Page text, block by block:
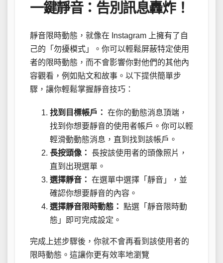
一鍵靜音：告別訊息轟炸！
靜音限時動態，就像在 Instagram 上擁有了自
己的「勿擾模式」。你可以輕鬆屏蔽特定使用
者的限時動態，而不會影響你對他們的其他內
容觀看，例如貼文和故事。以下提供簡單步
驟，讓你輕鬆掌握靜音技巧：
找到目標帳戶： 在你的動態消息頂端，
找到你想要靜音的使用者帳戶。你可以輕
輕滑動動態消息，直到找到該帳戶。
長按頭像： 長按該使用者的頭像照片，
直到出現選單。
選擇靜音： 在選單中選擇「靜音」，並
確認你想要靜音的內容。
選擇靜音限時動態： 點選「靜音限時動
態」即可完成設定。
完成上述步驟後，你就不會再看到該使用者的
限時動態。這讓你更有效率地瀏覽